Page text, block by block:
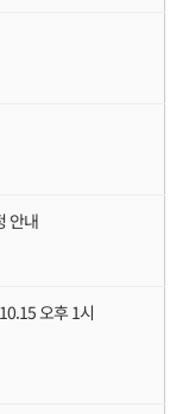
안내
오후 1시